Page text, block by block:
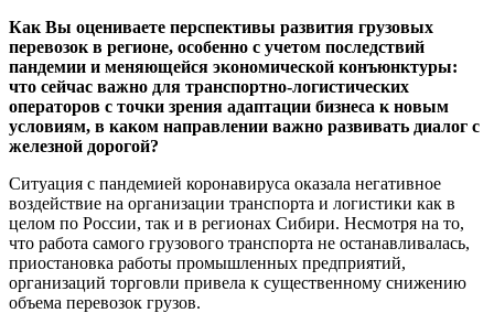
Как Вы оцениваете перспективы развития грузовых
перевозок в регионе, особенно с учетом последствий
пандемии и меняющейся экономической конъюнктуры:
что сейчас важно для транспортно-логистических
операторов с точки зрения адаптации бизнеса к новым
условиям, в каком направлении важно развивать диалог с
железной дорогой?
Ситуация с пандемией коронавируса оказала негативное
воздействие на организации транспорта и логистики как в
целом по России, так и в регионах Сибири. Несмотря на то,
что работа самого грузового транспорта не останавливалась,
приостановка работы промышленных предприятий,
организаций торговли привела к существенному снижению
объема перевозок грузов.